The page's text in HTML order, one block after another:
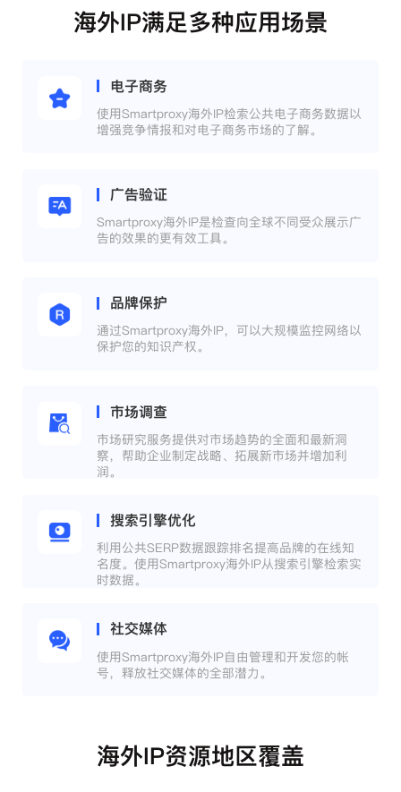
海外IP满足多种应用场景
电子商务
使用Smartproxy海外IP检索公共电子商务数据以
增强竞争情报和对电子商务市场的了解。
广告验证
Smartproxy海外IP是检查向全球不同受众展示广
告的效果的更有效工具。
品牌保护
通过Smartproxy海外IP，可以大规模监控网络以
保护您的知识产权。
市场调查
市场研究服务提供对市场趋势的全面和最新洞
察，帮助企业制定战略、拓展新市场并增加利
润。
搜索引擎优化
利用公共SERP数据跟踪排名提高品牌的在线知
名度。使用Smartproxy海外IP从搜索引擎检索实
时数据。
社交媒体
使用Smartproxy海外IP自由管理和开发您的帐
号，释放社交媒体的全部潜力。
海外IP资源地区覆盖